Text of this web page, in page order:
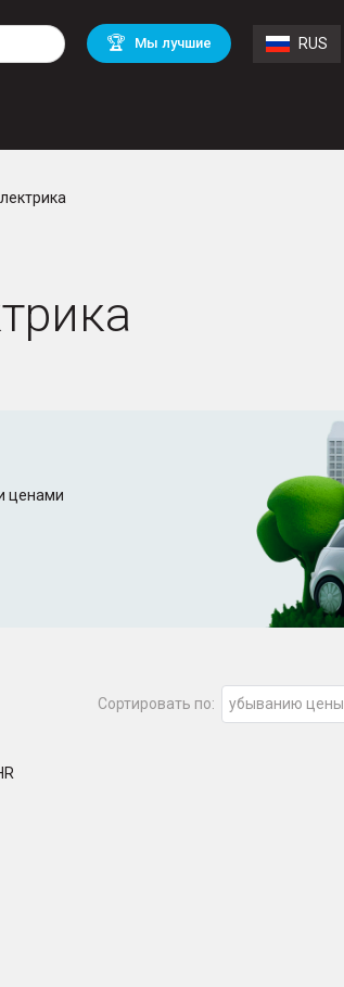
🏆 Мы лучшие RUS
BMW
Mercedes Benz
ценами
Сортировать по: убыванию цены